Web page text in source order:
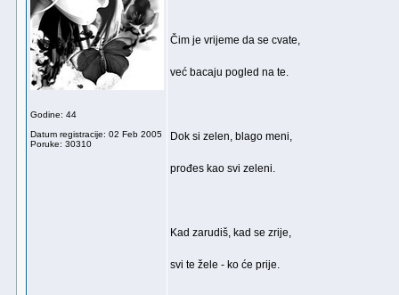
Godine: 44
Datum registracije: 02 Feb 2005
Poruke: 30310
Čim je vrijeme da se cvate,
već bacaju pogled na te.
Dok si zelen, blago meni,
prođes kao svi zeleni.
Kad zarudiš, kad se zrije,
svi te žele - ko će prije.